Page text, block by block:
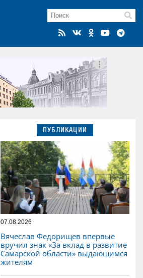
ПУБЛИКАЦИИ
07.08.2026
Вячеслав Федорищев впервые
вручил знак «За вклад в развитие
Самарской области» выдающимся
жителям